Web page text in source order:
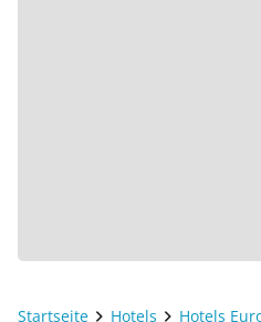
Startseite Hotels Hotels